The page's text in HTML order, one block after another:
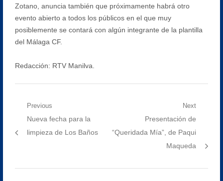
Zotano, anuncia también que próximamente habrá otro
evento abierto a todos los públicos en el que muy
posiblemente se contará con algún integrante de la plantilla
del Málaga CF.
Redacción: RTV Manilva.
Navegación
Previous
Previous
post:
Nueva fecha para la
limpieza de Los Baños
Next
Next
post:
Presentación de
“Queridada Mía”, de Paqui
Maqueda